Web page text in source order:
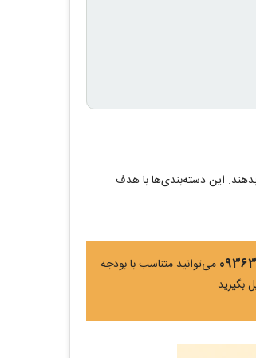
این دسته‌بندی‌ها با هدف
می‌توانید متناسب با بودجه
بگیرید.